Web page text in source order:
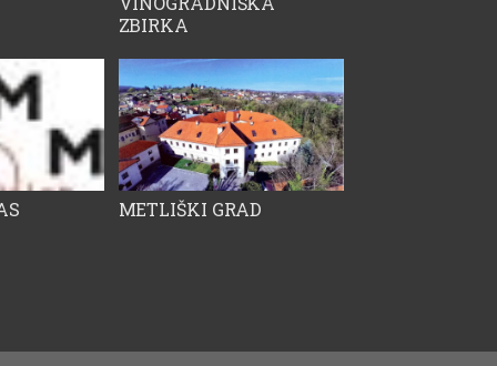
ZBIRKA
METLIŠKI GRAD